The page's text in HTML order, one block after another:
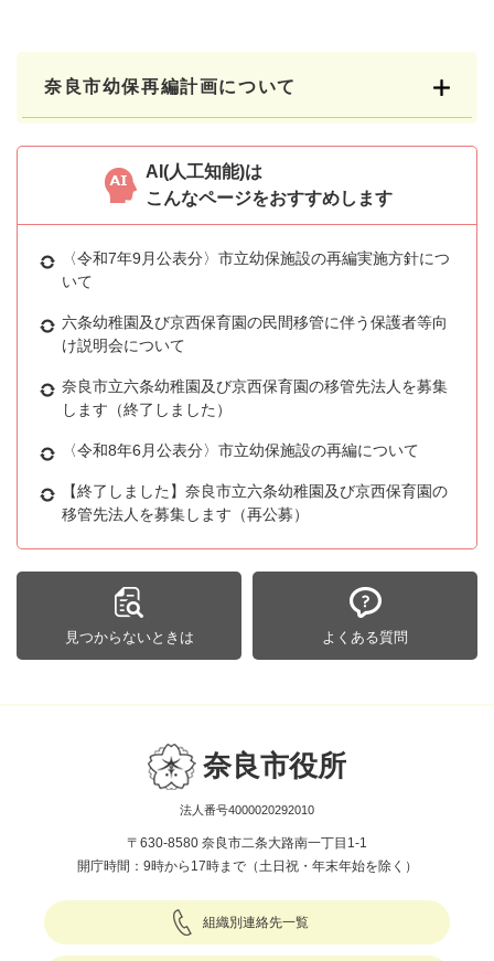
奈良市幼保再編計画について
AI(人工知能)は
こんなページをおすすめします
〈令和7年9月公表分〉市立幼保施設の再編実施方針につ
いて
六条幼稚園及び京西保育園の民間移管に伴う保護者等向
け説明会について
奈良市立六条幼稚園及び京西保育園の移管先法人を募集
します（終了しました）
〈令和8年6月公表分〉市立幼保施設の再編について
【終了しました】奈良市立六条幼稚園及び京西保育園の
移管先法人を募集します（再公募）
見つからないときは よくある質問
奈良市役所
法人番号4000020292010
〒630-8580 奈良市二条大路南一丁目1-1
開庁時間：9時から17時まで（土日祝・年末年始を除く）
組織別連絡先一覧